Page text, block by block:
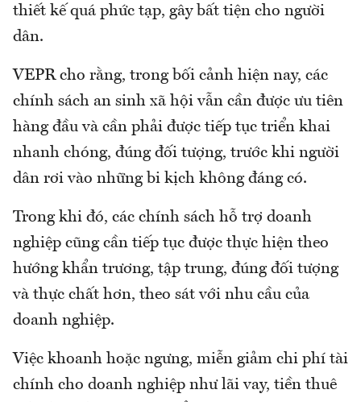
thiết kế quá phức tạp, gây bất tiện cho người
dân.
VEPR cho rằng, trong bối cảnh hiện nay, các
chính sách an sinh xã hội vẫn cần được ưu tiên
hàng đầu và cần phải được tiếp tục triển khai
nhanh chóng, đúng đối tượng, trước khi người
dân rơi vào những bi kịch không đáng có.
Trong khi đó, các chính sách hỗ trợ doanh
nghiệp cũng cần tiếp tục được thực hiện theo
hướng khẩn trương, tập trung, đúng đối tượng
và thực chất hơn, theo sát với nhu cầu của
doanh nghiệp.
Việc khoanh hoặc ngưng, miễn giảm chi phí tài
chính cho doanh nghiệp như lãi vay, tiền thuê